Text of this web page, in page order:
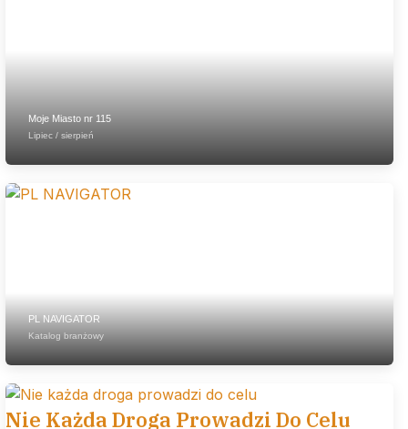
Moje Miasto nr 115
Lipiec / sierpień
PL NAVIGATOR
Katalog branżowy
Nie Każda Droga Prowadzi Do Celu